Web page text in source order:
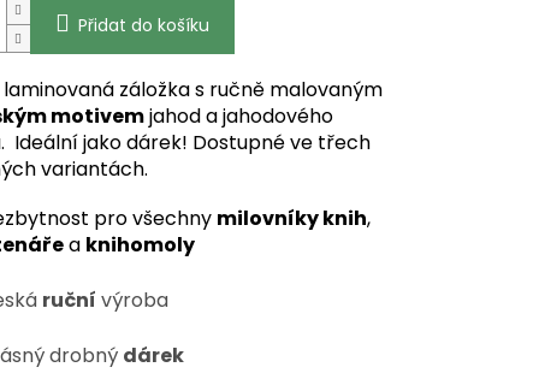
Přidat do košíku
záložkas ručně malovaným
motivemjahod a jahodového
Ideální jako dárek! Dostupné ve třech
variantách.
pro všechny milovníky knih,
a knihomoly
ruční výroba
drobný dárek